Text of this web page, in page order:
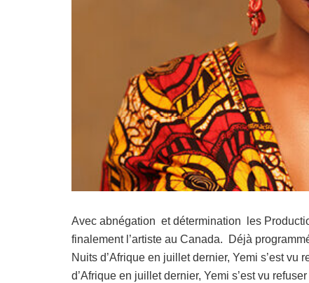
Avec abnégation et détermination les
finalement l’artiste au Canada. Déjà
Nuits d’Afrique en juillet dernier, Yemi s’est
d’Afrique en juillet dernier, Yemi s’est vu